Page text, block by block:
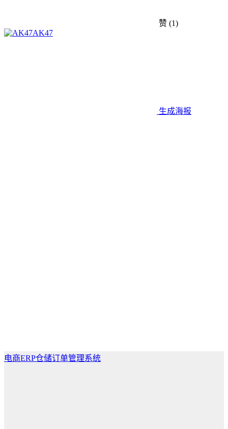
赞 (1)
AK47
生成海报
电商ERP仓储订单管理系统